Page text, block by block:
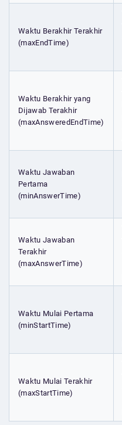
Waktu Berakhir Terakhir
(maxEndTime)
Waktu Berakhir yang
Dijawab Terakhir
(maxAnsweredEndTime)
Waktu Jawaban
Pertama
(minAnswerTime)
Waktu Jawaban
Terakhir
(maxAnswerTime)
Waktu Mulai Pertama
(minStartTime)
Waktu Mulai Terakhir
(maxStartTime)